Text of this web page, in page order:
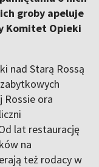
groby apeluje
Komitet Opieki
nad Starą Rossą
Rossie ora
lat restaurację
na
też rodacy w